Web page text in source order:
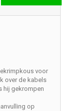
voor
over de kabels
hij gekrompen
op